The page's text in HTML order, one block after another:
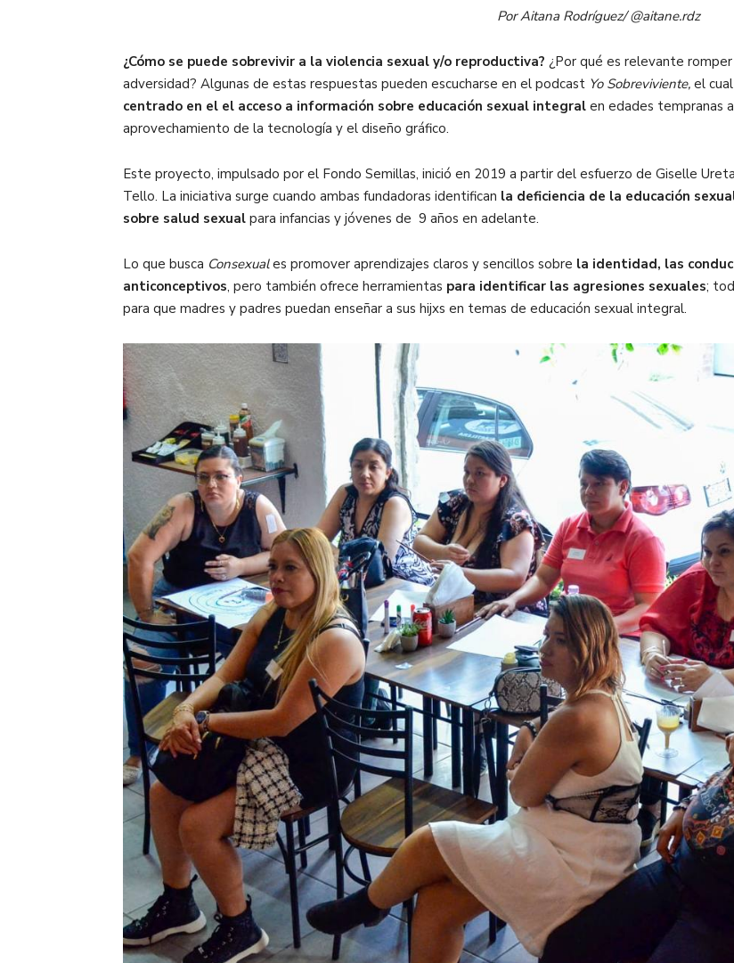
Por Aitana Rodríguez/ @aitane.rdz
¿Cómo se puede sobrevivir a la violencia sexual y/o reproductiva? ¿Por qué es relevante
adversidad? Algunas de estas respuestas pueden escucharse en el podcast Yo Sobreviviente, el
centrado en el el acceso a información sobre educación sexual integral en edades tempranas
aprovechamiento de la tecnología y el diseño gráfico.
Este proyecto, impulsado por el Fondo Semillas, inició en 2019 a partir del esfuerzo de Giselle
Tello. La iniciativa surge cuando ambas fundadoras identifican la deficiencia de la educación
sobre salud sexual para infancias y jóvenes de 9 años en adelante.
Lo que busca Consexuales promover aprendizajes claros y sencillos sobre la identidad, las
anticonceptivos, pero también ofrece herramientas para identificar las agresiones sexuales;
para que madres y padres puedan enseñar a sus hijxs en temas de educación sexual integral.